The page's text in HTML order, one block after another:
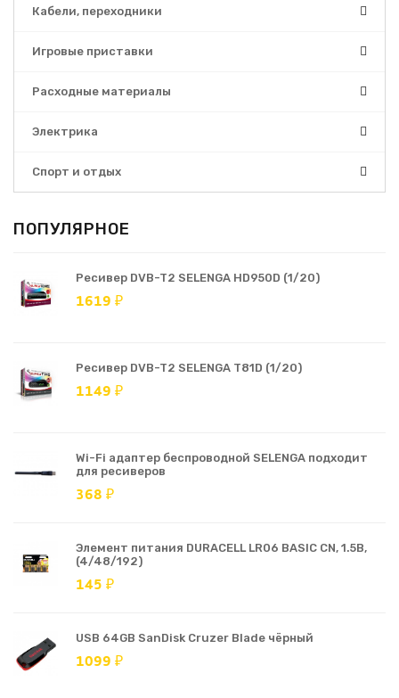
Кабели, переходники
Игровые приставки
Расходные материалы
Электрика
Спорт и отдых
ПОПУЛЯРНОЕ
Ресивер DVB-T2 SELENGA HD950D (1/20)
1619 ₽
Ресивер DVB-T2 SELENGA T81D (1/20)
1149 ₽
Wi-Fi адаптер беспроводной SELENGA подходит
для ресиверов
368 ₽
Элемент питания DURACELL LR06 BASIC CN, 1.5В,
(4/48/192)
145 ₽
USB 64GB SanDisk Cruzer Blade чёрный
1099 ₽